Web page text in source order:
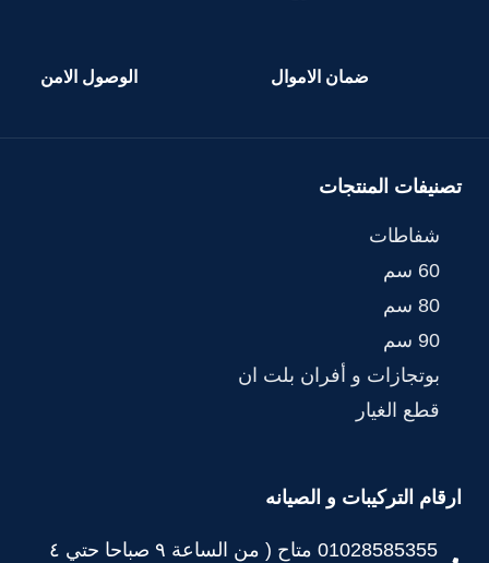
ضمان الاموال الوصول الامن
تصنيفات المنتجات
شفاطات
60 سم
80 سم
90 سم
بوتجازات و أفران بلت ان
قطع الغيار
ارقام التركيبات و الصيانه
01028585355 متاح ( من الساعة ٩ صباحا حتي ٤